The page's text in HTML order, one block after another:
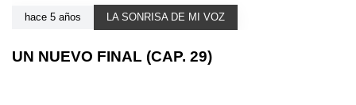
hace 5 años LA SONRISA DE MI VOZ
UN NUEVO FINAL (CAP. 29)